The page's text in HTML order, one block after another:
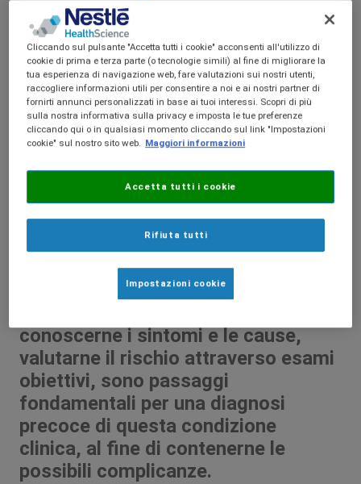
conoscerne i sintomi e le cause,
valutarne il rischio attraverso esami
obiettivi, sono passaggi
fondamentali per una diagnosi
precoce di questa condizione
clinica, al fine di contenerne le
possibili complicanze.
Cliccando sul pulsante "Accetta tutti i cookie" acconsenti all'utilizzo di
cookie di prima e terza parte (o tecnologie simili) al fine di migliorare la
tua esperienza di navigazione web, fare valutazioni sui nostri utenti,
raccogliere informazioni utili per consentire a noi e ai nostri partner di
fornirti annunci personalizzati in base ai tuoi interessi. Scopri di più
sulla nostra informativa sulla privacy e imposta le tue preferenze
cliccando qui o in qualsiasi momento cliccando sul link "Impostazioni
cookie" sul nostro sito web. Maggiori informazioni
Rifiuta tutti
Accetta tutti i cookie
Impostazioni cookie